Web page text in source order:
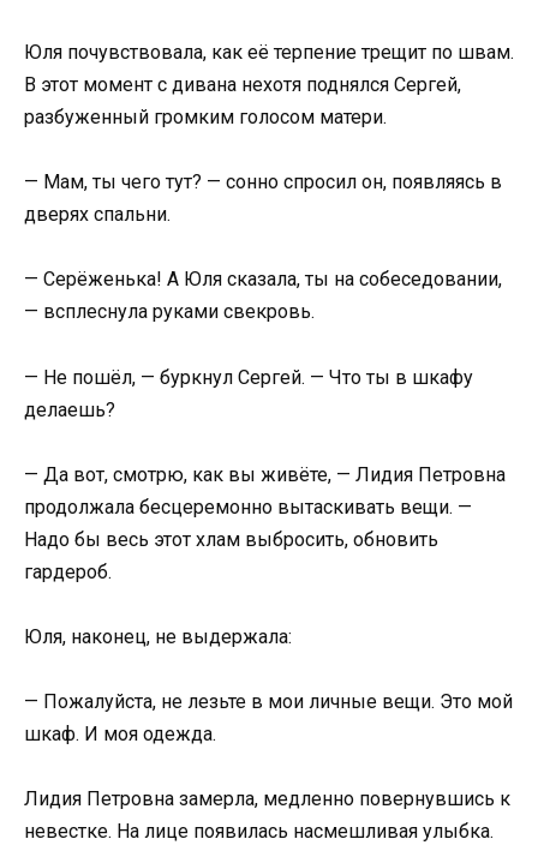
Юля почувствовала, как её терпение трещит по швам.
В этот момент с дивана нехотя поднялся Сергей,
разбуженный громким голосом матери.
— Мам, ты чего тут? — сонно спросил он, появляясь в
дверях спальни.
— Серёженька! А Юля сказала, ты на собеседовании,
— всплеснула руками свекровь.
— Не пошёл, — буркнул Сергей. — Что ты в шкафу
делаешь?
— Да вот, смотрю, как вы живёте, — Лидия Петровна
продолжала бесцеремонно вытаскивать вещи. —
Надо бы весь этот хлам выбросить, обновить
гардероб.
Юля, наконец, не выдержала:
— Пожалуйста, не лезьте в мои личные вещи. Это мой
шкаф. И моя одежда.
Лидия Петровна замерла, медленно повернувшись к
невестке. На лице появилась насмешливая улыбка.